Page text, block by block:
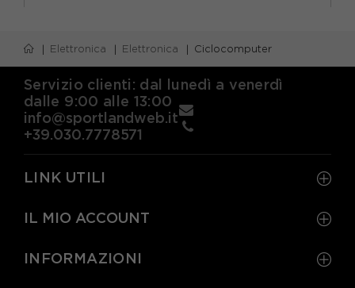
Elettronica Elettronica Ciclocomputer
Servizio clienti: dal lunedì a venerdì
dalle 9:00 alle 13:00
info@sportlandweb.it
+39.030.7778571
LINK UTILI
IL MIO ACCOUNT
INFORMAZIONI